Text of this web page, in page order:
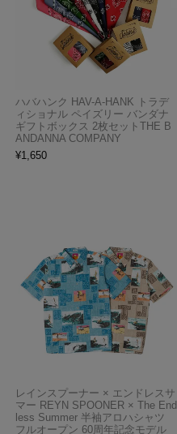
ハバハンク HAV-A-HANK トラデ
ィショナル ペイズリー バンダナ
ギフトボックス 2枚セットTHE B
ANDANNA COMPANY
¥1,650
レインスプーナー × エンドレスサ
マー REYN SPOONER × The End
less Summer 半袖アロハシャツ
フルオープン 60周年記念モデル